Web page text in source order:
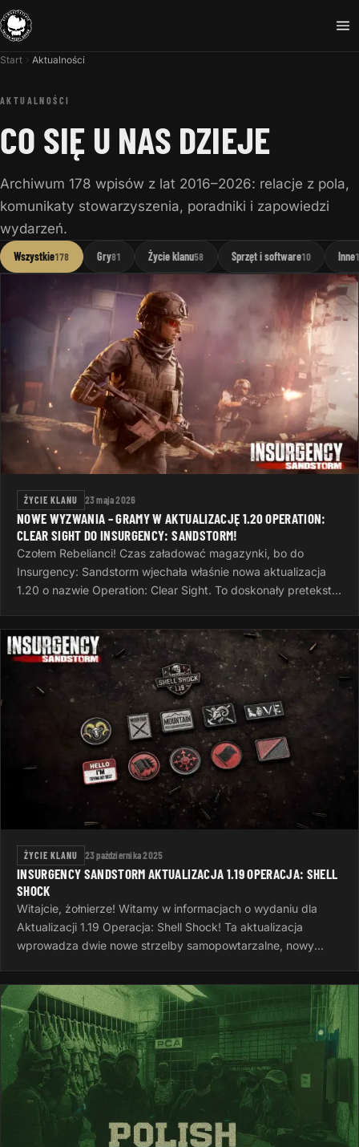
Start Aktualności
AKTUALNOŚCI
CO SIĘ U NAS DZIEJE
Archiwum 178 wpisów z lat 2016–2026: relacje z pola,
komunikaty stowarzyszenia, poradniki i zapowiedzi
wydarzeń.
Wszystkie178 Gry81 Życie klanu58 Sprzęt i software10 Inne
ŻYCIE KLANU 23 maja 2026
NOWE WYZWANIA – GRAMY W AKTUALIZACJĘ 1.20 OPERATION:
CLEAR SIGHT DO INSURGENCY: SANDSTORM!
Czołem Rebelianci! Czas załadować magazynki, bo do
Insurgency: Sandstorm wjechała właśnie nowa aktualizacja
1.20 o nazwie Operation: Clear Sight. To doskonały pretekst,
ŻYCIE KLANU 23 października 2025
INSURGENCY SANDSTORM AKTUALIZACJA 1.19 OPERACJA: SHELL
SHOCK
Witajcie, żołnierze! Witamy w informacjach o wydaniu dla
Aktualizacji 1.19 Operacja: Shell Shock! Ta aktualizacja
wprowadza dwie nowe strzelby samopowtarzalne, nowy